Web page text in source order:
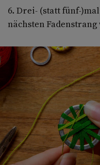
6. Drei- (statt fünf-
nächsten